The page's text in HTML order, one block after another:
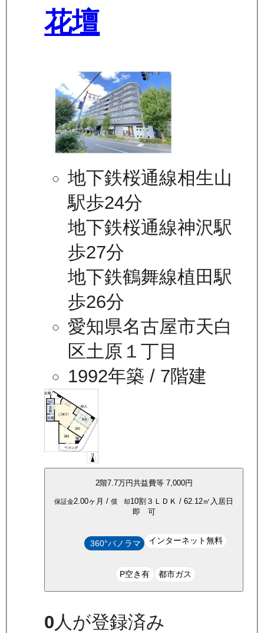
花壇
地下鉄桜通線相生山
駅歩24分
地下鉄桜通線神沢駅
歩27分
地下鉄鶴舞線植田駅
歩26分
愛知県名古屋市天白
区土原１丁目
1992年築 / 7階建
2階7.7万円共益費等 7,000円
保証金2.00ヶ月 / 償 却10割 ３ＬＤＫ / 62.12㎡ 入居日
即 可
360°パノラマ インターネット無料
P空き有 都市ガス
0人が登録済み